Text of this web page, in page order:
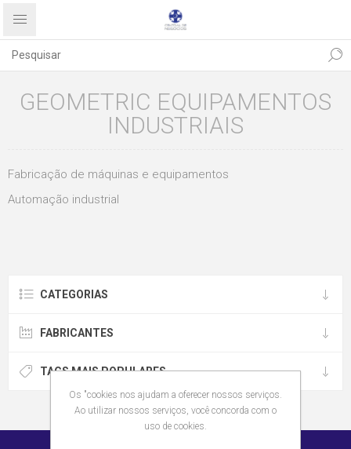
GEOMETRIC EQUIPAMENTOS
INDUSTRIAIS
Fabricação de máquinas e equipamentos
Automação industrial
CATEGORIAS
FABRICANTES
TAGS MAIS POPULARES
Os "cookies nos ajudam a oferecer nossos serviços.
Ao utilizar nossos serviços, você concorda com o
uso de cookies.